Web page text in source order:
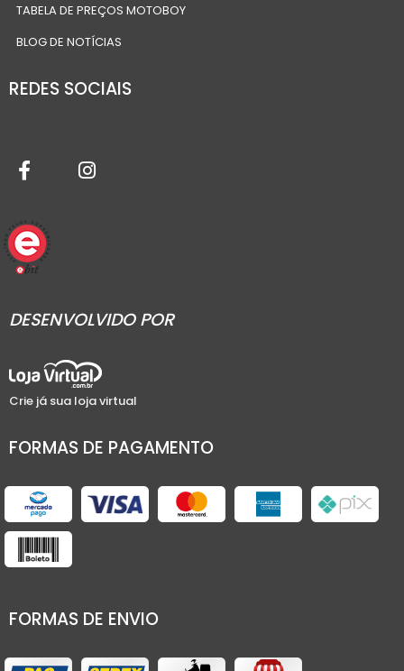
TABELA DE PREÇOS MOTOBOY
BLOG DE NOTÍCIAS
REDES SOCIAIS
DESENVOLVIDO POR
Crie já sua loja virtual
FORMAS DE PAGAMENTO
FORMAS DE ENVIO